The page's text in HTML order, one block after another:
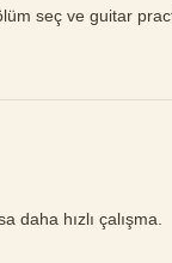
seç ve guitar
daha hızlı çalışma.